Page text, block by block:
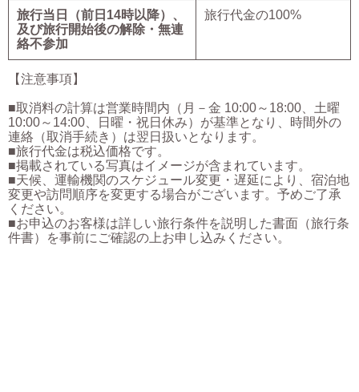
旅行当日（前日14時以降）、
及び旅行開始後の解除・無連
絡不参加
旅行代金の100%
【注意事項】
■取消料の計算は営業時間内（月－金 10:00～18:00、土曜
10:00～14:00、日曜・祝日休み）が基準となり、時間外の
連絡（取消手続き）は翌日扱いとなります。
■旅行代金は税込価格です。
■掲載されている写真はイメージが含まれています。
■天候、運輸機関のスケジュール変更・遅延により、宿泊地
変更や訪問順序を変更する場合がございます。予めご了承
ください。
■お申込のお客様は詳しい旅行条件を説明した書面（旅行条
件書）を事前にご確認の上お申し込みください。